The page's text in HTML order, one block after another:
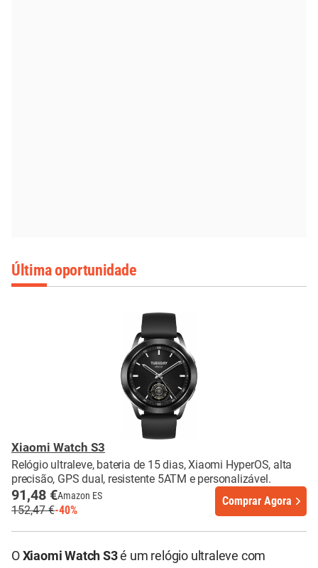
Última oportunidade
Xiaomi Watch S3
Relógio ultraleve, bateria de 15 dias, Xiaomi HyperOS, alta
precisão, GPS dual, resistente 5ATM e personalizável.
91,48 €Amazon ES
152,47 €-40%
Comprar Agora
O Xiaomi Watch S3é um relógio ultraleve com